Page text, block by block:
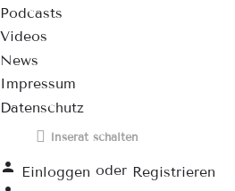
Podcasts
Videos
News
Impressum
Datenschutz
Inserat schalten
Einloggen oder Registrieren